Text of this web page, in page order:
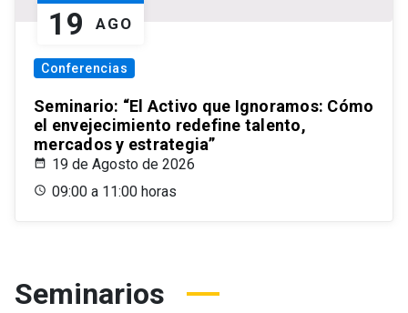
19 AGO
Conferencias
Seminario: “El Activo que Ignoramos: Cómo
el envejecimiento redefine talento,
mercados y estrategia”
19 de Agosto de 2026
09:00 a 11:00 horas
Seminarios